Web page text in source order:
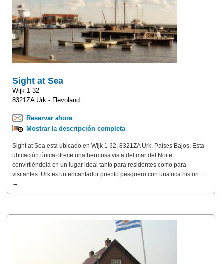
Sight at Sea
Wijk 1-32
8321ZA Urk - Flevoland
Reservar ahora
Mostrar la descripción completa
Sight at Sea está ubicado en Wijk 1-32, 8321ZA Urk, Países Bajos. Esta
ubicación única ofrece una hermosa vista del mar del Norte,
convirtiéndola en un lugar ideal tanto para residentes como para
visitantes. Urk es un encantador pueblo pesquero con una rica histori...
→